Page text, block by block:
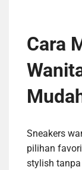
Cara
Sneakers
pilihan
stylish